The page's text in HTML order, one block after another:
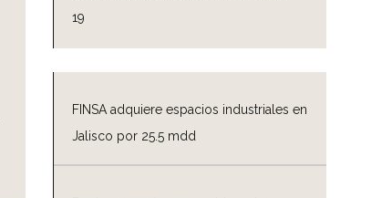
19
FINSA adquiere espacios industriales en
Jalisco por 25.5 mdd